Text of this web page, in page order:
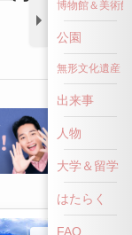
前へ戻る
博物館＆美術館
公園
無形文化遺産
出来事
人物
大学＆留学
はたらく
FAQ